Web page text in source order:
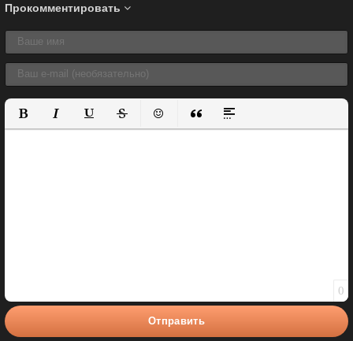
Прокомментировать
Полужирный
КурсивПодчеркнутый
ЗачеркнутыйВставить смайлик
Вставка цитаты
Вставка спойлера
0
Отправить